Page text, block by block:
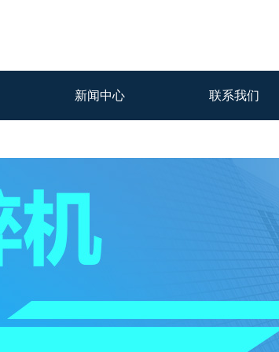
新闻中心 联系我们